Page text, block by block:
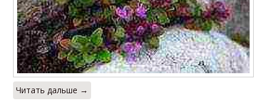
Читать дальше →